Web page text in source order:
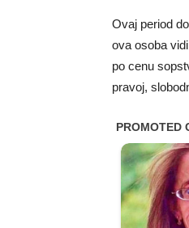
Ovaj period
ova osoba
po cenu
pravoj,